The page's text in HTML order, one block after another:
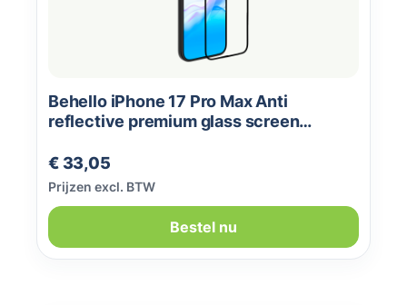
Behello iPhone 17 Pro Max Anti
reflective premium glass screen
Normale prijs:
€ 33,05
Prijzen excl. BTW
Bestel nu